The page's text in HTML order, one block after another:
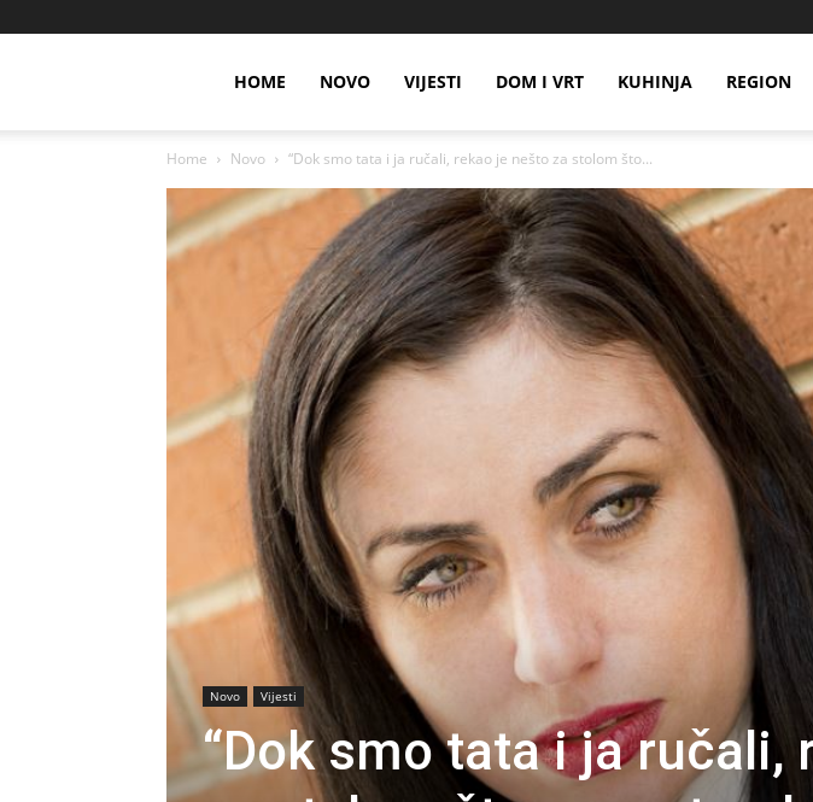
HOME NOVO VIJESTI DOM I VRT KUHINJA REGION
Home Novo “Dok smo tata i ja ručali, rekao je nešto za stolom što...
Novo Vijesti
“Dok smo tata i ja ručali,